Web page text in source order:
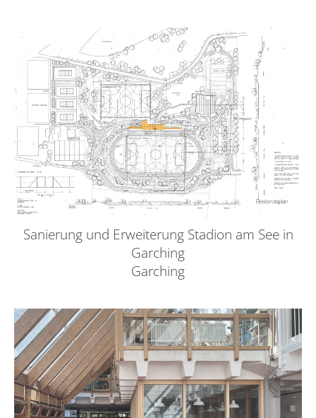
Sanierung und Erweiterung Stadion am See in
Garching
Garching